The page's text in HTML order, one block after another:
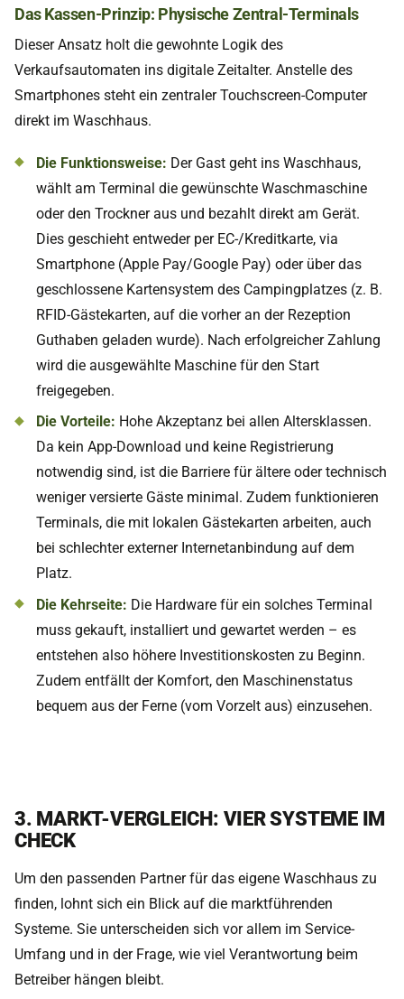
Das Kassen-Prinzip: Physische Zentral-Terminals
Dieser Ansatz holt die gewohnte Logik des
Verkaufsautomaten ins digitale Zeitalter. Anstelle des
Smartphones steht ein zentraler Touchscreen-Computer
direkt im Waschhaus.
Die Funktionsweise: Der Gast geht ins Waschhaus,
wählt am Terminal die gewünschte Waschmaschine
oder den Trockner aus und bezahlt direkt am Gerät.
Dies geschieht entweder per EC-/Kreditkarte, via
Smartphone (Apple Pay/Google Pay) oder über das
geschlossene Kartensystem des Campingplatzes (z. B.
RFID-Gästekarten, auf die vorher an der Rezeption
Guthaben geladen wurde). Nach erfolgreicher Zahlung
wird die ausgewählte Maschine für den Start
freigegeben.
Die Vorteile: Hohe Akzeptanz bei allen Altersklassen.
Da kein App-Download und keine Registrierung
notwendig sind, ist die Barriere für ältere oder technisch
weniger versierte Gäste minimal. Zudem funktionieren
Terminals, die mit lokalen Gästekarten arbeiten, auch
bei schlechter externer Internetanbindung auf dem
Platz.
Die Kehrseite: Die Hardware für ein solches Terminal
muss gekauft, installiert und gewartet werden – es
entstehen also höhere Investitionskosten zu Beginn.
Zudem entfällt der Komfort, den Maschinenstatus
bequem aus der Ferne (vom Vorzelt aus) einzusehen.
3. MARKT-VERGLEICH: VIER SYSTEME IM
CHECK
Um den passenden Partner für das eigene Waschhaus zu
finden, lohnt sich ein Blick auf die marktführenden
Systeme. Sie unterscheiden sich vor allem im Service-
Umfang und in der Frage, wie viel Verantwortung beim
Betreiber hängen bleibt.